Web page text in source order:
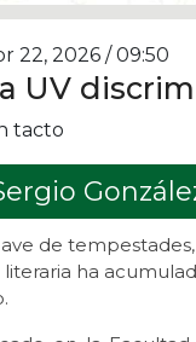
22, 2026 / 09:50
UV
tacto
de
ha